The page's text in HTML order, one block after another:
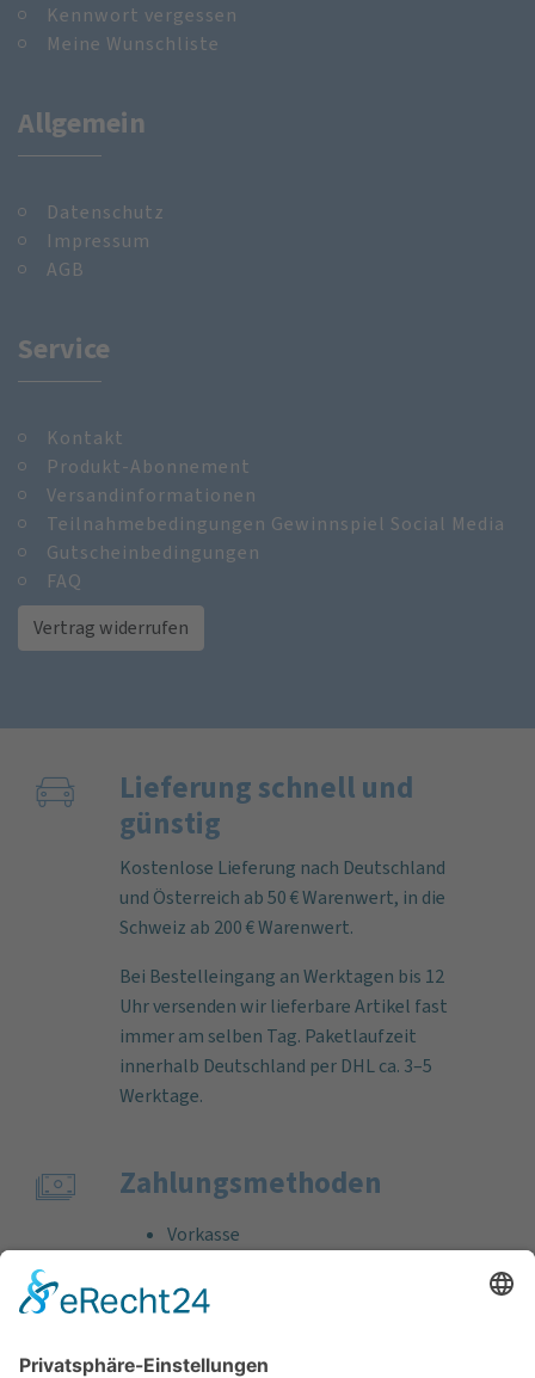
Kennwort vergessen
Meine Wunschliste
Allgemein
Datenschutz
Impressum
AGB
Service
Kontakt
Produkt-Abonnement
Versandinformationen
Teilnahmebedingungen Gewinnspiel Social Media
Gutscheinbedingungen
FAQ
Vertrag widerrufen
Lieferung schnell und
günstig
Kostenlose Lieferung nach Deutschland
und Österreich ab 50 € Warenwert, in die
Schweiz ab 200 € Warenwert.
Bei Bestelleingang an Werktagen bis 12
Uhr versenden wir lieferbare Artikel fast
immer am selben Tag. Paketlaufzeit
innerhalb Deutschland per DHL ca. 3–5
Werktage.
Zahlungs­methoden
Vorkasse
Bankeinzug
Kreditkarte (VISA & MasterCard)